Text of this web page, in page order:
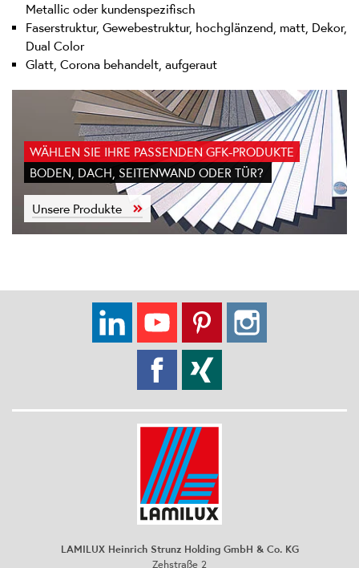
Metallic oder kundenspezifisch
Faserstruktur, Gewebestruktur, hochglänzend, matt, Dekor,
Dual Color
Glatt, Corona behandelt, aufgeraut
WÄHLEN SIE IHRE PASSENDEN GFK-PRODUKTE
BODEN, DACH, SEITENWAND ODER TÜR?
Unsere Produkte
LAMILUX Heinrich Strunz Holding GmbH & Co. KG
Zehstraße 2